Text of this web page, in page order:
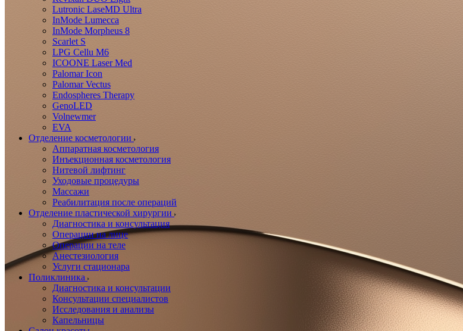
Lutronic LaseMD Ultra
InMode Lumecca
InMode Morpheus 8
Scarlet S
LPG Cellu M6
ICOONE Laser Med
Palomar Icon
Palomar Vectus
Endospheres Therapy
GenoLED
Volnewmer
EVA
Отделение косметологии
Аппаратная косметология
Инъекционная косметология
Нитевой лифтинг
Уходовые процедуры
Массажи
Реабилитация после операций
Отделение пластической хирургии
Диагностика и консультация
Операции на лице
Операции на теле
Анестезиология
Услуги стационара
Поликлиника
Диагностика и консультации
Консультации специалистов
Исследования и анализы
Капельницы